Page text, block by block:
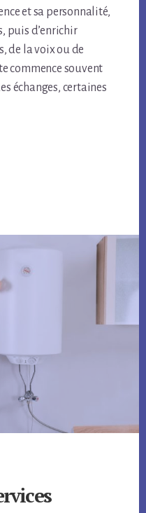
et sa personnalité,
puis d’enrichir
de la voix ou de
commence souvent
échanges, certaines